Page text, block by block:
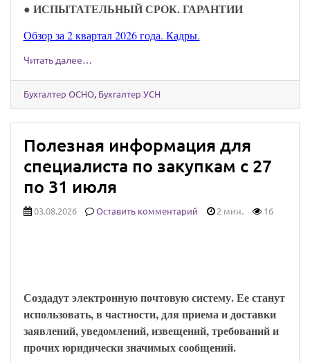
● ИСПЫТАТЕЛЬНЫЙ СРОК. ГАРАНТИИ
Обзор за 2 квартал 2026 года. Кадры.
Читать далее…
Бухгалтер ОСНО, Бухгалтер УСН
Полезная информация для
специалиста по закупкам с 27
по 31 июля
03.08.2026 Оставить комментарий 2 мин. 16
Создадут электронную почтовую систему. Ее станут
использовать, в частности, для приема и доставки
заявлений, уведомлений, извещений, требований и
прочих юридически значимых сообщений.